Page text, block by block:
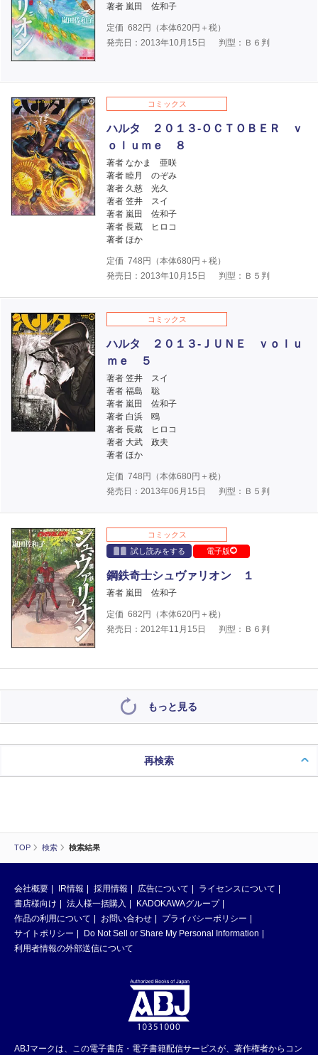
TOP 検索 検索結果
著者 嵐田 佐和子
定価 682 円（本体620円＋税）
発売日：2013年10月15日
判型：Ｂ６判
コミックス
ハルタ ２０１３‐ＯＣＴＯＢＥＲ ｖ
ｏｌｕｍｅ ８
著者 なかま 亜咲
著者 睦月 のぞみ
著者 久慈 光久
著者 笠井 スイ
著者 嵐田 佐和子
著者 長蔵 ヒロコ
著者 ほか
定価 748 円（本体680円＋税）
発売日：2013年10月15日
判型：Ｂ５判
コミックス
ハルタ ２０１３‐ＪＵＮＥ ｖｏｌｕ
ｍｅ ５
著者 笠井 スイ
著者 福島 聡
著者 嵐田 佐和子
著者 白浜 鴎
著者 長蔵 ヒロコ
著者 大武 政夫
著者 ほか
定価 748 円（本体680円＋税）
発売日：2013年06月15日
判型：Ｂ５判
コミックス
試し読みをする
電子版
鋼鉄奇士シュヴァリオン １
著者 嵐田 佐和子
定価 682 円（本体620円＋税）
発売日：2012年11月15日
判型：Ｂ６判
もっと見る
再検索
会社概要 IR情報 採用情報 広告について
ライセンスについて
書店様向け
法人様一括購入
KADOKAWAグループ
作品の利用について
お問い合わせ
プライバシーポリシー
サイトポリシー
Do Not Sell or Share My Personal Information
利用者情報の外部送信について
ABJマークは、この電子書店・電子書籍配信サービスが、著作権者からコン